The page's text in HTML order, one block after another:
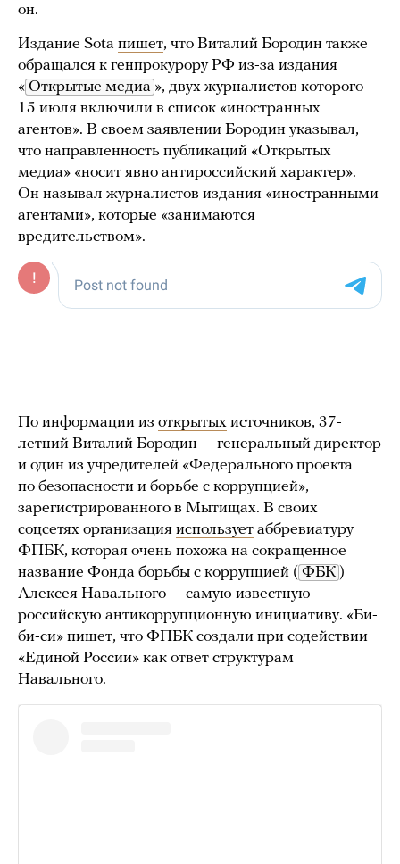
он.
Издание Sota пишет, что Виталий Бородин также
обращался к генпрокурору РФ из-за издания
« Открытые медиа », двух журналистов которого
15 июля включили в список «иностранных
агентов». В своем заявлении Бородин указывал,
что направленность публикаций «Открытых
медиа» «носит явно антироссийский характер».
Он называл журналистов издания «иностранными
агентами», которые «занимаются
вредительством».
По информации из открытых источников, 37-
летний Виталий Бородин — генеральный директор
и один из учредителей «Федерального проекта
по безопасности и борьбе с коррупцией»,
зарегистрированного в Мытищах. В своих
соцсетях организация использует аббревиатуру
ФПБК, которая очень похожа на сокращенное
название Фонда борьбы с коррупцией ( ФБК )
Алексея Навального — самую известную
российскую антикоррупционную инициативу. «Би-
би-си» пишет, что ФПБК создали при содействии
«Единой России» как ответ структурам
Навального.